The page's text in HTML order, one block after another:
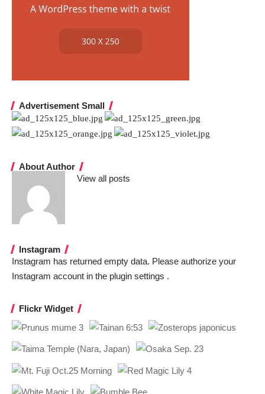
Advertisement Small
About Author
View all posts
Instagram
Instagram has returned empty data. Please authorize your
Instagram account in the plugin settings .
Flickr Widget